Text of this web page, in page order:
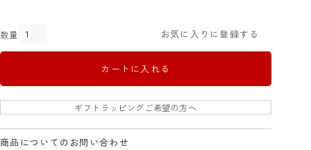
お気に入りに登録する
カートに入れる
ギフトラッピングご希望の方へ
商品についてのお問い合わせ